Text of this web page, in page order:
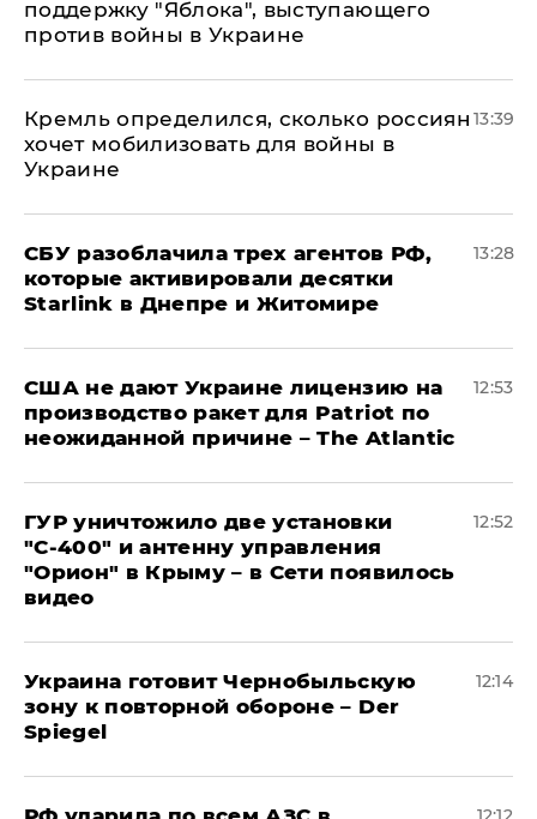
поддержку "Яблока", выступающего
против войны в Украине
Кремль определился, сколько россиян
хочет мобилизовать для войны в
Украине
13:39
СБУ разоблачила трех агентов РФ,
которые активировали десятки
Starlink в Днепре и Житомире
13:28
США не дают Украине лицензию на
производство ракет для Patriot по
неожиданной причине – The Atlantic
12:53
ГУР уничтожило две установки
"С‑400" и антенну управления
"Орион" в Крыму – в Сети появилось
видео
12:52
Украина готовит Чернобыльскую
зону к повторной обороне – Der
Spiegel
12:14